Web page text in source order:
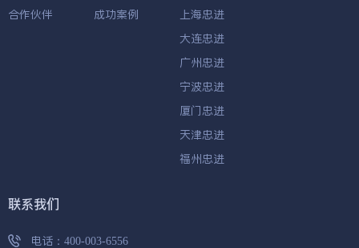
合作伙伴
成功案例
上海忠进
大连忠进
广州忠进
宁波忠进
厦门忠进
天津忠进
福州忠进
联系我们
电话： 400-003-6556